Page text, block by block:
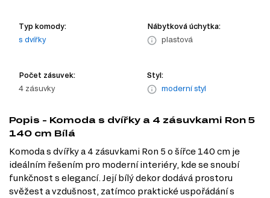
Typ komody:
s dvířky
Nábytková úchytka:
plastová
Počet zásuvek:
4 zásuvky
Styl:
moderní styl
Popis - Komoda s dvířky a 4 zásuvkami Ron 5
140 cm Bílá
Komoda s dvířky a 4 zásuvkami Ron 5 o šířce 140 cm je
ideálním řešením pro moderní interiéry, kde se snoubí
funkčnost s elegancí. Její bílý dekor dodává prostoru
svěžest a vzdušnost, zatímco praktické uspořádání s